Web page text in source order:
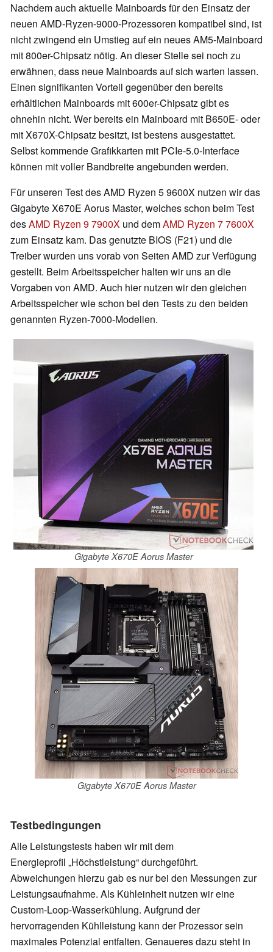
Nachdem auch aktuelle Mainboards für den Einsatz der
neuen AMD-Ryzen-9000-Prozessoren kompatibel sind, ist
nicht zwingend ein Umstieg auf ein neues AM5-Mainboard
mit 800er-Chipsatz nötig. An dieser Stelle sei noch zu
erwähnen, dass neue Mainboards auf sich warten lassen.
Einen signifikanten Vorteil gegenüber den bereits
erhältlichen Mainboards mit 600er-Chipsatz gibt es
ohnehin nicht. Wer bereits ein Mainboard mit B650E- oder
mit X670X-Chipsatz besitzt, ist bestens ausgestattet.
Selbst kommende Grafikkarten mit PCIe-5.0-Interface
können mit voller Bandbreite angebunden werden.
Für unseren Test des AMD Ryzen 5 9600X nutzen wir das
Gigabyte X670E Aorus Master, welches schon beim Test
desAMD Ryzen 9 7900X und demAMD Ryzen 7 7600X
zum Einsatz kam. Das genutzte BIOS (F21) und die
Treiber wurden uns vorab von Seiten AMD zur Verfügung
gestellt. Beim Arbeitsspeicher halten wir uns an die
Vorgaben von AMD. Auch hier nutzen wir den gleichen
Arbeitsspeicher wie schon bei den Tests zu den beiden
genannten Ryzen-7000-Modellen.
Gigabyte X670E Aorus Master
Gigabyte X670E Aorus Master
Testbedingungen
Alle Leistungstests haben wir mit dem
Energieprofil Höchstleistung durchgeführt.
Abweichungen hierzu gab es nur bei den Messungen zur
Leistungsaufnahme. Als Kühleinheit nutzen wir eine
Custom-Loop-Wasserkühlung. Aufgrund der
hervorragenden Kühlleistung kann der Prozessor sein
maximales Potenzial entfalten. Genaueres dazu steht in